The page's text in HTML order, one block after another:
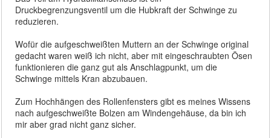
Druckbegrenzungsventil um die Hubkraft der Schwinge zu
reduzieren.
Wofür die aufgeschweißten Muttern an der Schwinge original
gedacht waren weiß ich nicht, aber mit eingeschraubten Ösen
funktionieren die ganz gut als Anschlagpunkt, um die
Schwinge mittels Kran abzubauen.
Zum Hochhängen des Rollenfensters gibt es meines Wissens
nach aufgeschweißte Bolzen am Windengehäuse, da bin ich
mir aber grad nicht ganz sicher.